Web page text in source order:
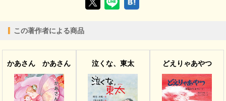
【PC版ConTenDoビューア】
【モバイルビューア】
この著作者による商品
かあさん かあさん 泣くな、東太 どえりゃあやつ